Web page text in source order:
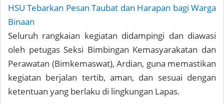
HSU Tebarkan Pesan Taubat dan Harapan bagi Warga
Binaan
Seluruh rangkaian kegiatan didampingi dan diawasi
oleh petugas Seksi Bimbingan Kemasyarakatan dan
Perawatan (Bimkemaswat), Ardian, guna memastikan
kegiatan berjalan tertib, aman, dan sesuai dengan
ketentuan yang berlaku di lingkungan Lapas.